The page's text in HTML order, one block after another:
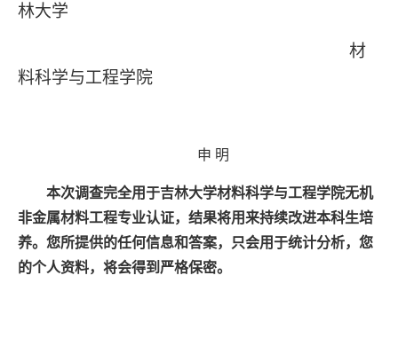
林大学
材
料科学与工程学院
申 明
本次调查完全用于吉林大学材料科学与工程学院无机
非金属材料工程专业认证，结果将用来持续改进本科生培
养。您所提供的任何信息和答案，只会用于统计分析，您
的个人资料，将会得到严格保密。